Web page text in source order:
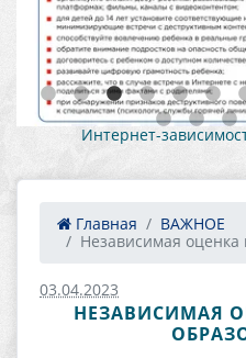
Интернет-
Главная
ВАЖНОЕ
Независимая оценка
03.04.2023
НЕЗАВИСИМАЯ